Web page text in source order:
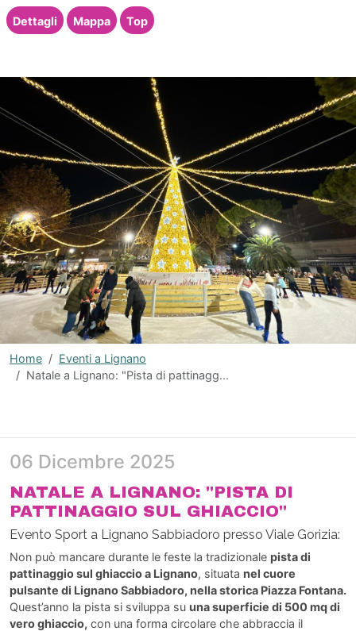
Home
Eventi a Lignano
Natale a Lignano: "Pista di pattinagg...
06 Dicembre 2025
NATALE A LIGNANO: "PISTA DI
PATTINAGGIO SUL GHIACCIO"
Evento Sport a Lignano Sabbiadoro presso Viale Gorizia:
Non può mancare durante le feste la tradizionale pista di
pattinaggio sul ghiaccio a Lignano, situata nel cuore
pulsante di Lignano Sabbiadoro, nella storica Piazza Fontana.
Quest’anno la pista si sviluppa su una superficie di 500 mq di
vero ghiaccio, con una forma circolare che abbraccia il
Dettagli Mappa Top